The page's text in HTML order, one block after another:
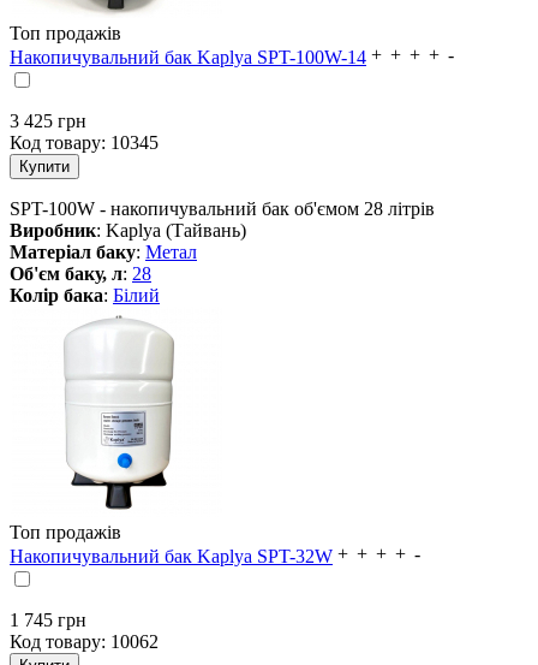
Топ продажів
Накопичувальний бак Kaplya SPT-100W-14
3 425 грн
Код товару: 10345
SPT-100W - накопичувальний бак об'ємом 28 літрів
Виробник: Kaplya (Тайвань)
Матеріал баку: Метал
Об'єм баку, л: 28
Колір бака: Білий
Топ продажів
Накопичувальний бак Kaplya SPT-32W
1 745 грн
Код товару: 10062